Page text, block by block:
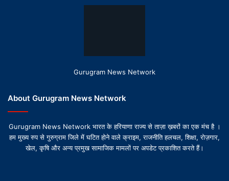
Gurugram News Network
About Gurugram News Network
Gurugram News Network भारत के हरियाणा राज्य से ताज़ा ख़बरों का एक मंच है ।
हम मुख्य रुप से गुरुग्राम जिले में घटित होने वाले क्राइम, राजनीति हलचल, शिक्षा, रोज़गार,
खेल, कृषि और अन्य प्रमुख सामाजिक मामलों पर अपडेट प्रकाशित करते हैं।